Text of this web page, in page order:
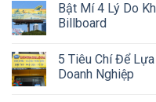
Bật Mí 4 Lý Do
Billboard
5 Tiêu Chí Để
Doanh Nghiệp